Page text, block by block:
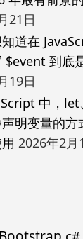
21日
道在
$event 到底
19日
中，
明变量的方
2026年2月